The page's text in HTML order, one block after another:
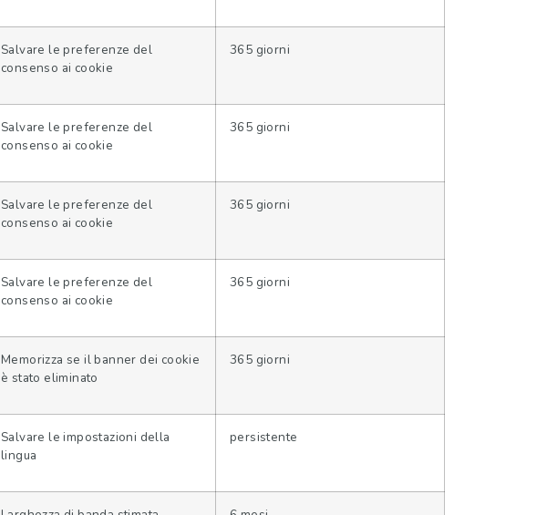
Salvare le preferenze del
consenso ai cookie
365 giorni
Salvare le preferenze del
consenso ai cookie
365 giorni
Salvare le preferenze del
consenso ai cookie
365 giorni
Salvare le preferenze del
consenso ai cookie
365 giorni
Memorizza se il banner dei cookie
è stato eliminato
365 giorni
Salvare le impostazioni della
lingua
persistente